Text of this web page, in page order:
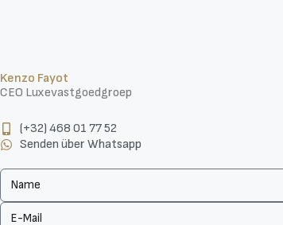
Kenzo Fayot
CEO Luxevastgoedgroep
(+32) 468 01 77 52
Senden über Whatsapp